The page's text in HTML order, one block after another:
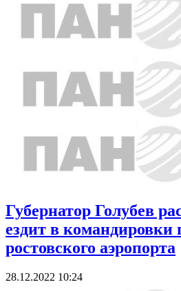
Губернатор Голубев
ездит в командировки
ростовского аэропорта
28.12.2022 10:24